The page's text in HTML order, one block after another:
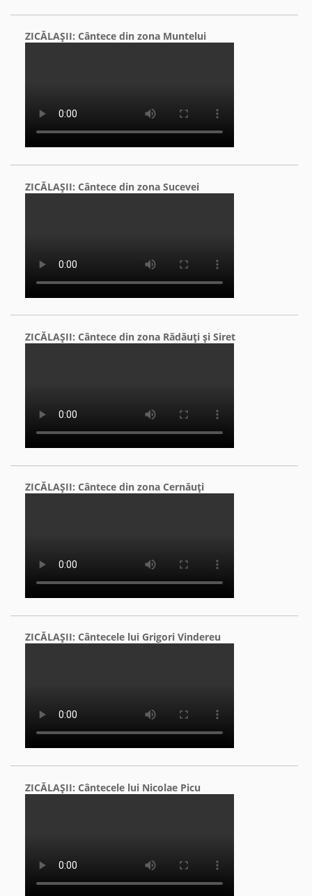
ZICĂLAŞII: Cântece din zona Muntelui
ZICĂLAŞII: Cântece din zona Sucevei
ZICĂLAŞII: Cântece din zona Rădăuţi şi Siret
ZICĂLAŞII: Cântece din zona Cernăuţi
ZICĂLAŞII: Cântecele lui Grigori Vindereu
ZICĂLAŞII: Cântecele lui Nicolae Picu